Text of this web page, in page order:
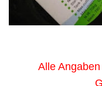
Alle